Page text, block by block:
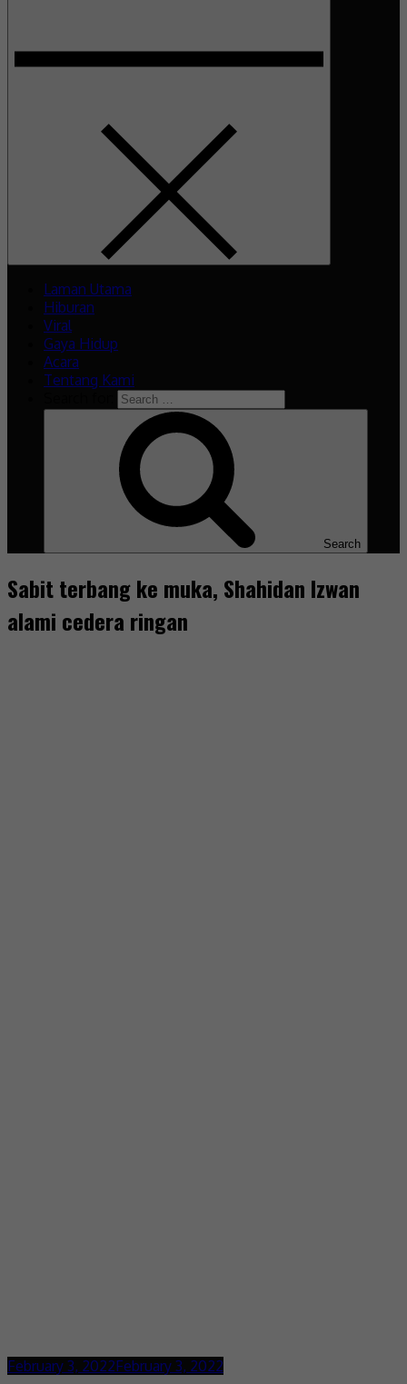
Laman Utama
Hiburan
Viral
Gaya Hidup
Acara
Tentang Kami
Search
Sabit terbang ke muka, Shahidan Izwan
alami cedera ringan
February 3, 2022February 3, 2022